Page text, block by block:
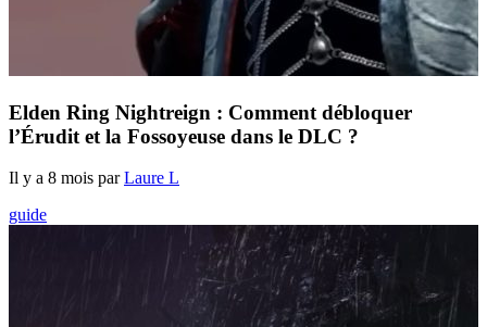
Elden Ring Nightreign : Comment débloquer
l’Érudit et la Fossoyeuse dans le DLC ?
Il y a 8 mois parLaure L
guide